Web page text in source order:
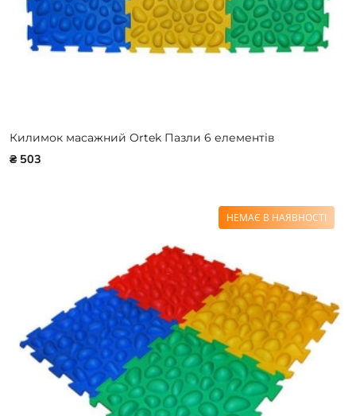
Килимок масажний Ortek Пазли 6 елементів
₴ 503
НЕМАЄ В НАЯВНОСТІ